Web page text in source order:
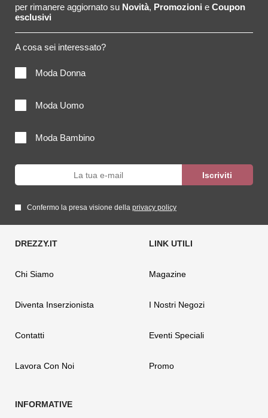
per rimanere aggiornato su Novità, Promozioni e Coupon
esclusivi
A cosa sei interessato?
Moda Donna
Moda Uomo
Moda Bambino
Confermo la presa visione della privacy policy
Chi Siamo
Diventa Inserzionista
Contatti
Lavora Con Noi
Magazine
I Nostri Negozi
Eventi Speciali
Promo